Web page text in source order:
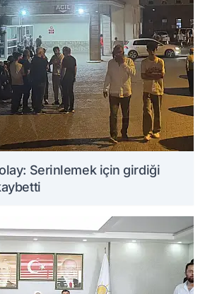
Serinlemek için girdiği